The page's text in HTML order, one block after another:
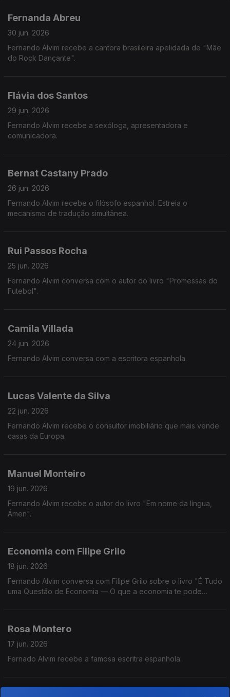
Fernanda Abreu
30 jun. 2026
Fernando Alvim recebe a cantora brasileira apelidada de "Mãe
do Rock Dançante".
Flávia dos Santos
29 jun. 2026
Fernando Alvim recebe a sexóloga, apresentadora e
comunicadora.
Bernat Castany Prado
26 jun. 2026
Fernando Alvim recebe o filósofo espanhol. Estreia o
mecanismo de tradução simultânea.
Rui Passos Rocha
25 jun. 2026
Fernando Alvim conversa com o autor do livro "Promessas do
Futebol".
Camila Villada
24 jun. 2026
Fernando Alvim conversa com a escritora espanhola.
Lucas Valente da Silva
22 jun. 2026
Fernando Alvim recebe o consultor imobiliário que mais vende
casas da Europa.
Manuel Monteiro
19 jun. 2026
Fernando Alvim recebe o autor do livro "Em nome da língua,
Ámen".
Economia com Filipe Grilo
18 jun. 2026
Fernando Alvim conversa com Filipe Grilo sobre o livro "É Tudo
uma Questão de Economia — O que a economia te pode
Rosa Montero
17 jun. 2026
Fernado Alvim recebe a famosa escritra espanhola.